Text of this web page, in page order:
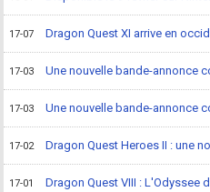
17-07 Dragon Quest XI arrive en
17-03 Une nouvelle bande-annonce
17-03 Une nouvelle bande-annonce
17-02 Dragon Quest Heroes II : une
17-01 Dragon Quest VIII : L'Odyssee